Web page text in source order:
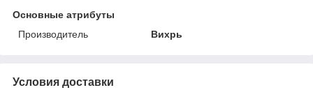
Основные атрибуты
Производитель
Вихрь
Условия доставки